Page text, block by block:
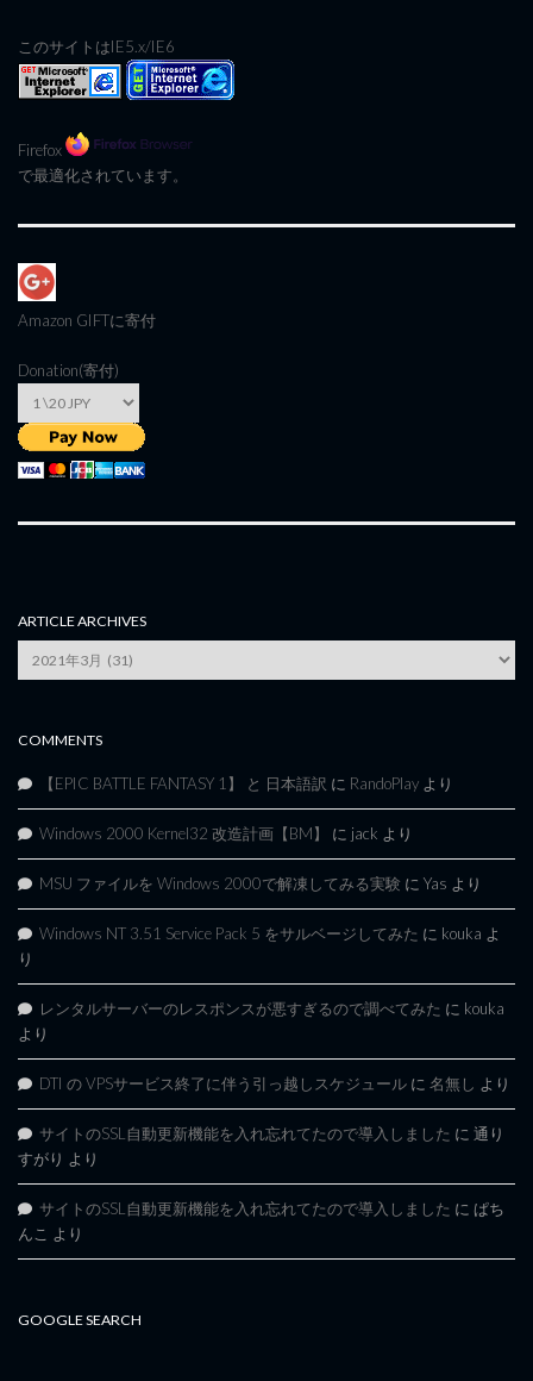
このサイトはIE5.x/IE6
Firefox
で最適化されています。
Amazon GIFTに寄付
Donation(寄付)
ARTICLE ARCHIVES
Archives
COMMENTS
【EPIC BATTLE FANTASY 1】 と 日本語訳 に RandoPlay より
Windows 2000 Kernel32 改造計画【BM】 に jack より
MSU ファイルを Windows 2000で解凍してみる実験 に Yas より
Windows NT 3.51 Service Pack 5 をサルベージしてみた に kouka よ
り
レンタルサーバーのレスポンスが悪すぎるので調べてみた に kouka
より
DTI の VPSサービス終了に伴う引っ越しスケジュール に 名無し より
サイトのSSL自動更新機能を入れ忘れてたので導入しました に 通り
すがり より
サイトのSSL自動更新機能を入れ忘れてたので導入しました に ぱち
んこ より
GOOGLE SEARCH